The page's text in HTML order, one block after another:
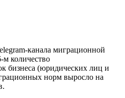
канала миграционной
количество
бизнеса (юридических лиц и
норм выросло на